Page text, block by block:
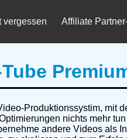
vergessen Affiliate
Produktionssystim, mit
nichts mehr
andere Videos als